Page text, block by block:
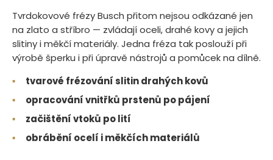
Tvrdokovové frézy Busch přitom nejsou odkázané jen
na zlato a stříbro — zvládají oceli, drahé kovy a jejich
slitiny i měkčí materiály. Jedna fréza tak poslouží při
výrobě šperku i při úpravě nástrojů a pomůcek na dílně.
▪
tvarové frézování slitin drahých kovů
▪
opracování vnitřků prstenů po pájení
▪
začištění vtoků po lití
▪
obrábění ocelí i měkčích materiálů